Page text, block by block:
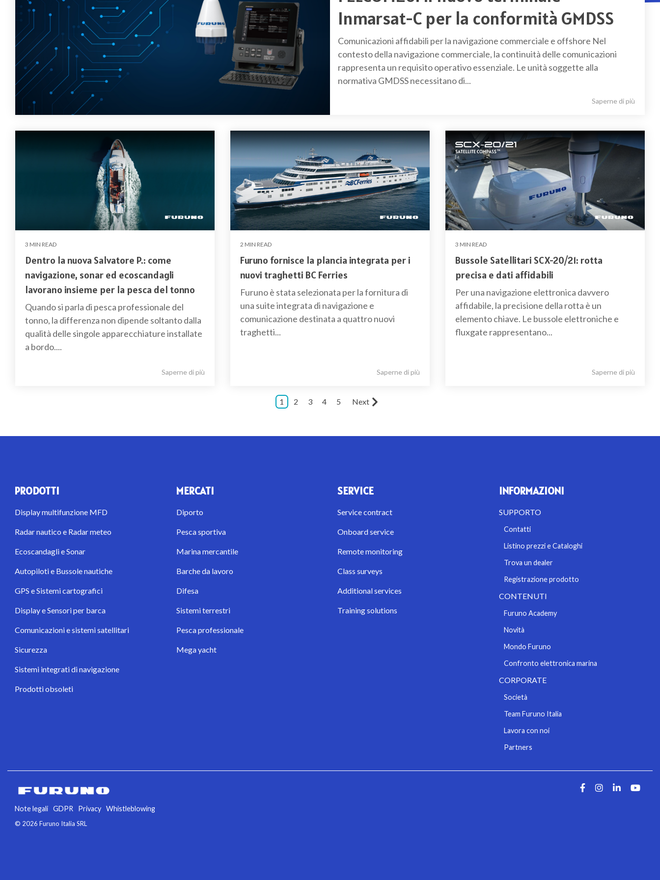
Doppler speedlog e Correntometri
Accessori ecoscandagli e sonar
Intercom e Loud hailer
Inmarsat-C per la conformità GMDSS
Comunicazioni affidabili per la navigazione commerciale e offshore Nel
contesto della navigazione commerciale, la continuità delle comunicazioni
rappresenta un requisito operativo essenziale. Le unità soggette alla
normativa GMDSS necessitano di...
Saperne di più
3 MIN READ
Dentro la nuova Salvatore P.: come
navigazione, sonar ed ecoscandagli
lavorano insieme per la pesca del tonno
Quando si parla di pesca professionale del
tonno, la differenza non dipende soltanto dalla
qualità delle singole apparecchiature installate
a bordo....
Saperne di più
2 MIN READ
Furuno fornisce la plancia integrata per i
nuovi traghetti BC Ferries
Furuno è stata selezionata per la fornitura di
una suite integrata di navigazione e
comunicazione destinata a quattro nuovi
traghetti...
Saperne di più
3 MIN READ
Bussole Satellitari SCX-20/21: rotta
precisa e dati affidabili
Per una navigazione elettronica davvero
affidabile, la precisione della rotta è un
elemento chiave. Le bussole elettroniche e
fluxgate rappresentano...
Saperne di più
1 2 3 4 5 Next
PRODOTTI
Display multifunzione MFD
Radar nautico e Radar meteo
Ecoscandagli e Sonar
Autopiloti e Bussole nautiche
GPS e Sistemi cartografici
Display e Sensori per barca
Comunicazioni e sistemi satellitari
Sicurezza
Sistemi integrati di navigazione
Prodotti obsoleti
MERCATI
Diporto
Pesca sportiva
Marina mercantile
Barche da lavoro
Difesa
Sistemi terrestri
Pesca professionale
Mega yacht
SERVICE
Service contract
Onboard service
Remote monitoring
Class surveys
Additional services
Training solutions
INFORMAZIONI
SUPPORTO
Contatti
Listino prezzi e Cataloghi
Trova un dealer
Registrazione prodotto
CONTENUTI
Furuno Academy
Novità
Mondo Furuno
Confronto elettronica marina
CORPORATE
Società
Team Furuno Italia
Lavora con noi
Partners
Note legali GDPR Privacy Whistleblowing
© 2026 Furuno Italia SRL
Facebook